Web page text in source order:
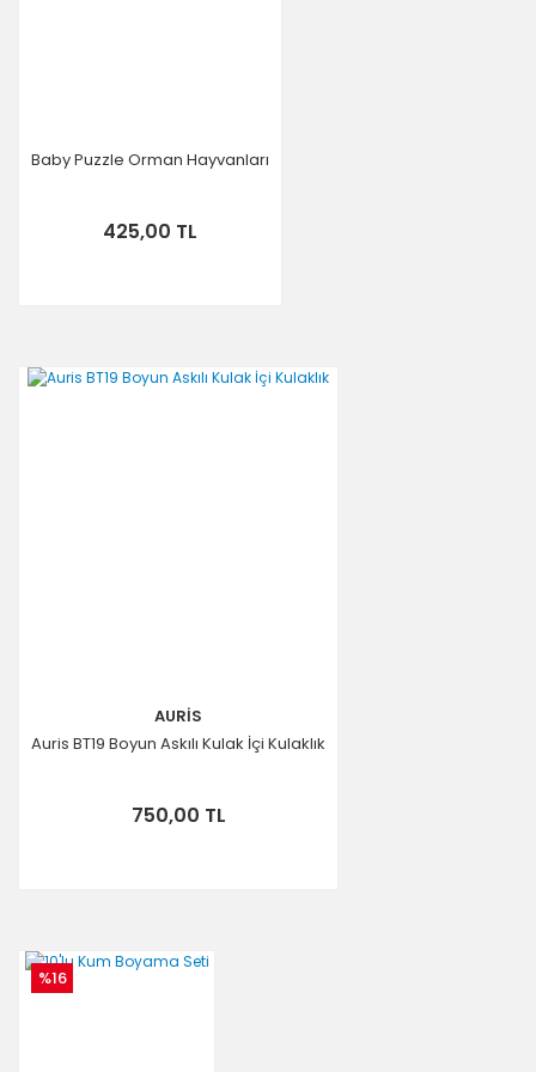
Baby Puzzle Orman Hayvanları
425,00 TL
AURİS
Auris BT19 Boyun Askılı Kulak İçi Kulaklık
750,00 TL
%16